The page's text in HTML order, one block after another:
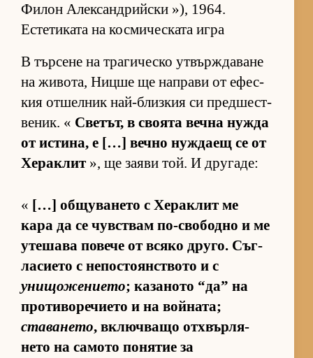
Фи­лон Алек­сан­д­рийски »), 1964.
Естетиката на космическата игра
В тър­сене на тра­ги­ческо ут­вър­ж­да­ване
на жи­во­та, Ницше ще нап­рави от ефес­
кия от­шел­ник най-близ­кия си пред­шес­т­
ве­ник. « Све­тът, в сво­ята вечна нужда
от ис­ти­на, е […] вечно нуж­даещ се от
Хе­рак­лит », ще за­яви той. И дру­га­де:
« […] об­щу­ва­нето с Хе­рак­лит ме
кара да се чув­с­т­вам по-сво­бодно и ме
уте­шава по­вече от всяко дру­го. Съг­
ла­си­ето с не­пос­то­ян­с­т­вото и с
унищожението; ка­за­ното “да” на
про­ти­во­ре­чи­ето и на вой­на­та;
ставането, включ­ващо от­х­вър­ля­
нето на са­мото по­ня­тие за